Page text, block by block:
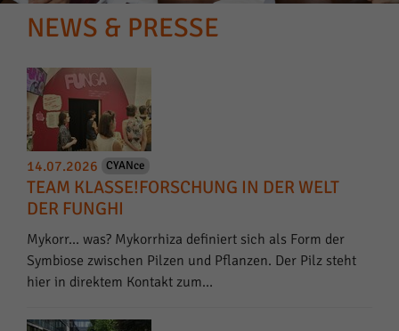
NEWS & PRESSE
14.07.2026 CYANce
TEAM KLASSE!FORSCHUNG IN DER WELT
DER FUNGHI
Mykorr… was? Mykorrhiza definiert sich als Form der
Symbiose zwischen Pilzen und Pflanzen. Der Pilz steht
hier in direktem Kontakt zum…